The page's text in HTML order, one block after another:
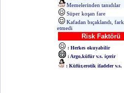
Memelerinden tanıdılar
Süper koşan fare
Kafadan bıçaklandı, fark
etmedi
Risk Faktörü
: Herkes okuyabilir
: Argo,küfür v.s. içerir
: Küfür,erotik ifadeler v.s.